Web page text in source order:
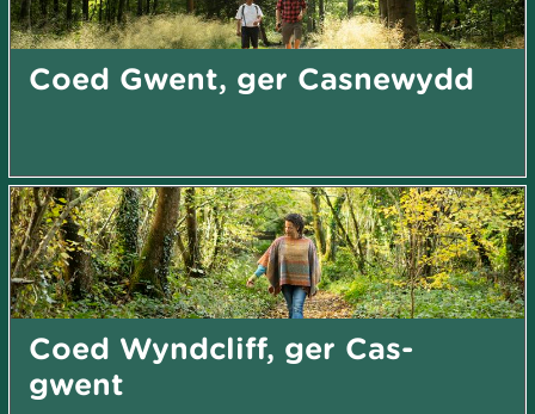
Coed Gwent, ger Casnewydd
Coed Wyndcliff, ger Cas-
gwent